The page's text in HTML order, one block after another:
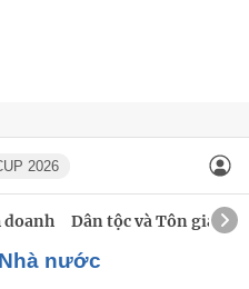
2026
doanh Dân tộc và Tôn giáo
nước